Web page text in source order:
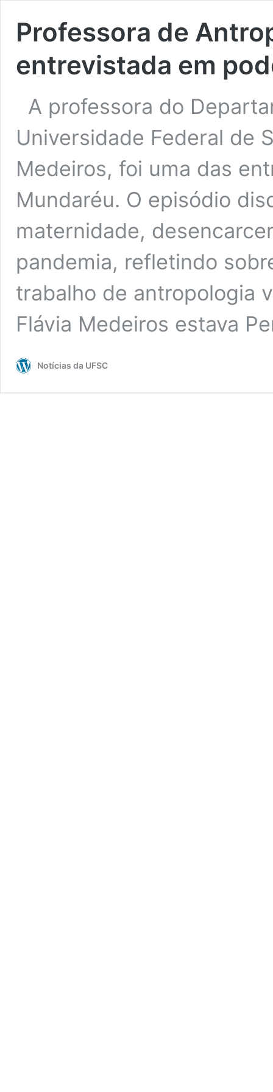
Professora de
entrevistada em
A professora do
Universidade Federal de
Medeiros, foi uma das
Mundaréu. O episódio
maternidade,
pandemia, refletindo
trabalho de antropologia
Flávia Medeiros estava
Notícias da UFSC